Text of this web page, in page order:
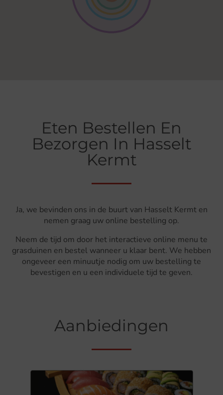
Eten Bestellen En
Bezorgen In Hasselt
Kermt
Ja, we bevinden ons in de buurt van Hasselt Kermt en
nemen graag uw online bestelling op.
Neem de tijd om door het interactieve online menu te
grasduinen en bestel wanneer u klaar bent. We hebben
ongeveer een minuutje nodig om uw bestelling te
bevestigen en u een individuele tijd te geven.
Aanbiedingen